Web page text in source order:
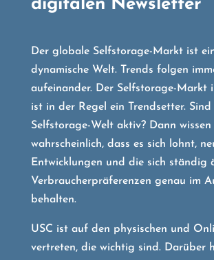
digitalen Newsletter
Der globale Selfstorage-Markt ist
dynamische Welt. Trends folgen
aufeinander. Der Selfstorage-Markt
ist in der Regel ein Trendsetter.
Selfstorage-Welt aktiv? Dann wissen
wahrscheinlich, dass es sich lohnt,
Entwicklungen und die sich ständig
Verbraucherpräferenzen genau im
behalten.
USC ist auf den physischen und
vertreten, die wichtig sind. Darüber